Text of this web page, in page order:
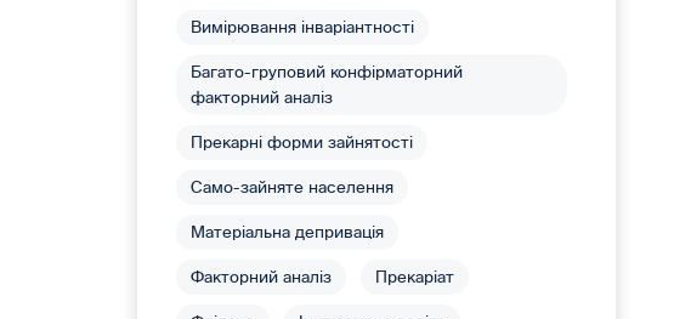
Вимірювання інваріантності
Багато-груповий конфірматорний
факторний аналіз
Прекарні форми зайнятості
Само-зайняте населення
Матеріальна депривація
Факторний аналіз Прекаріат